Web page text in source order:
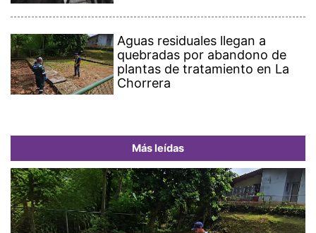
Aguas residuales llegan a
quebradas por abandono de
plantas de tratamiento en La
Chorrera
Más leídas